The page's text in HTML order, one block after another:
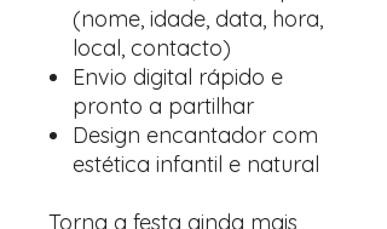
(nome, idade, data, hora,
local, contacto)
Envio digital rápido e
pronto a partilhar
Design encantador com
estética infantil e natural
Torna a festa ainda mais